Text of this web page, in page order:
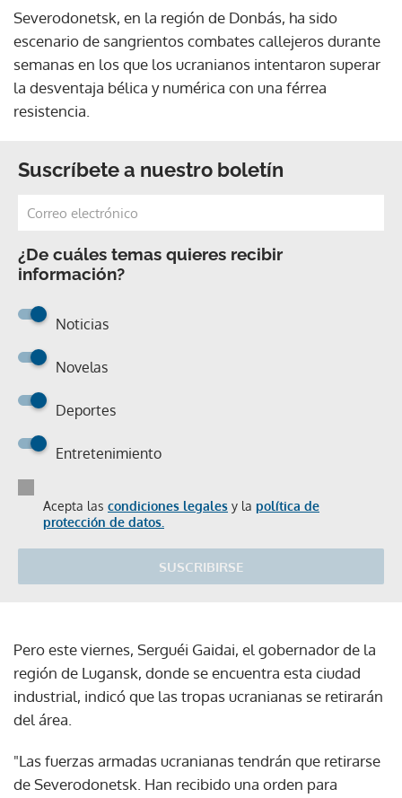
Severodonetsk, en la región de Donbás, ha sido
escenario de sangrientos combates callejeros durante
semanas en los que los ucranianos intentaron superar
la desventaja bélica y numérica con una férrea
resistencia.
Suscríbete a nuestro boletín
¿De cuáles temas quieres recibir
información?
Noticias
Novelas
Deportes
Entretenimiento
Acepta las condiciones legales y la política de
protección de datos.
SUSCRIBIRSE
Pero este viernes, Serguéi Gaidai, el gobernador de la
región de Lugansk, donde se encuentra esta ciudad
industrial, indicó que las tropas ucranianas se retirarán
del área.
"Las fuerzas armadas ucranianas tendrán que retirarse
de Severodonetsk. Han recibido una orden para